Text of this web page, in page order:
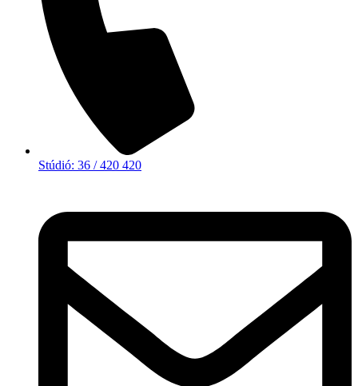
Stúdió: 36 / 420 420